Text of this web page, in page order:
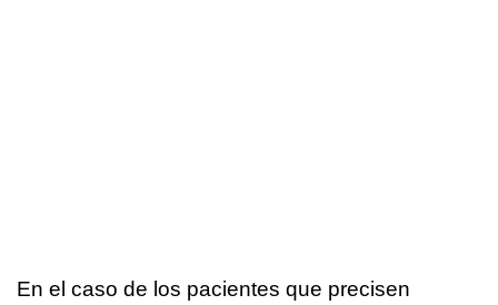
En el caso de los pacientes que precisen